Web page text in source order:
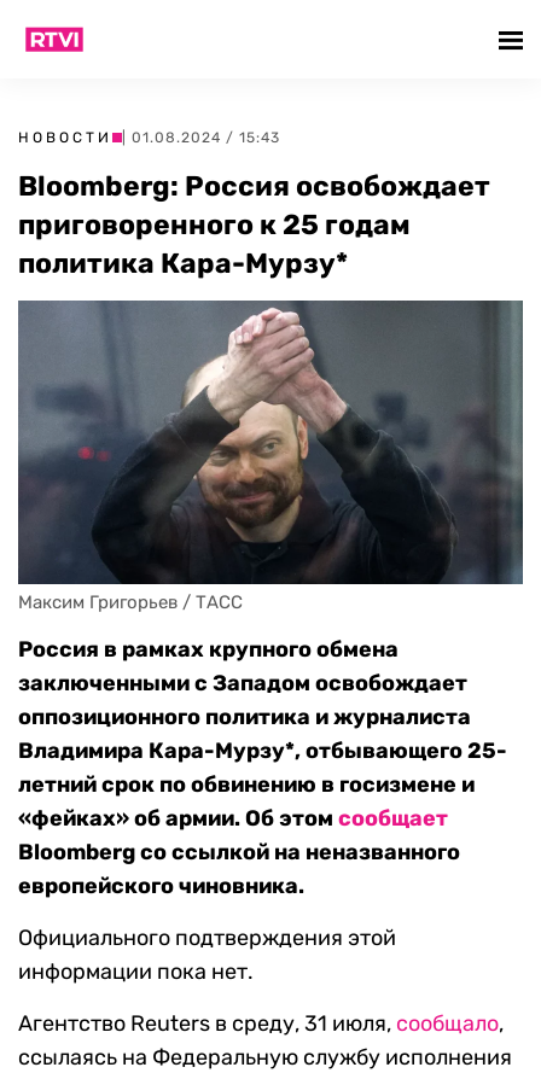
НОВОСТИ | 01.08.2024 / 15:43
Bloomberg: Россия освобождает
приговоренного к 25 годам
политика Кара-Мурзу*
Максим Григорьев / ТАСС
Россия в рамках крупного обмена
заключенными с Западом освобождает
оппозиционного политика и журналиста
Владимира Кара-Мурзу*, отбывающего 25-
летний срок по обвинению в госизмене и
«фейках» об армии. Об этом сообщает
Bloomberg со ссылкой на неназванного
европейского чиновника.
Официального подтверждения этой
информации пока нет.
Агентство Reuters в среду, 31 июля, сообщало,
ссылаясь на Федеральную службу исполнения